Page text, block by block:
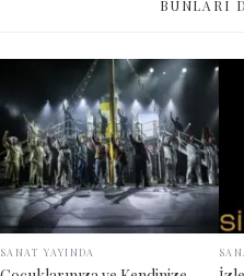
BUNLARI
SANAT YAYINDA